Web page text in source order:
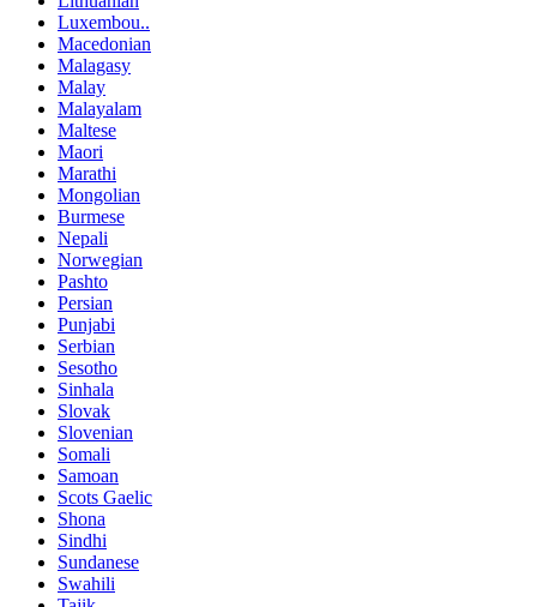
Luxembou..
Macedonian
Malagasy
Malay
Malayalam
Maltese
Maori
Marathi
Mongolian
Burmese
Nepali
Norwegian
Pashto
Persian
Punjabi
Serbian
Sesotho
Sinhala
Slovak
Slovenian
Somali
Samoan
Scots Gaelic
Shona
Sindhi
Sundanese
Swahili